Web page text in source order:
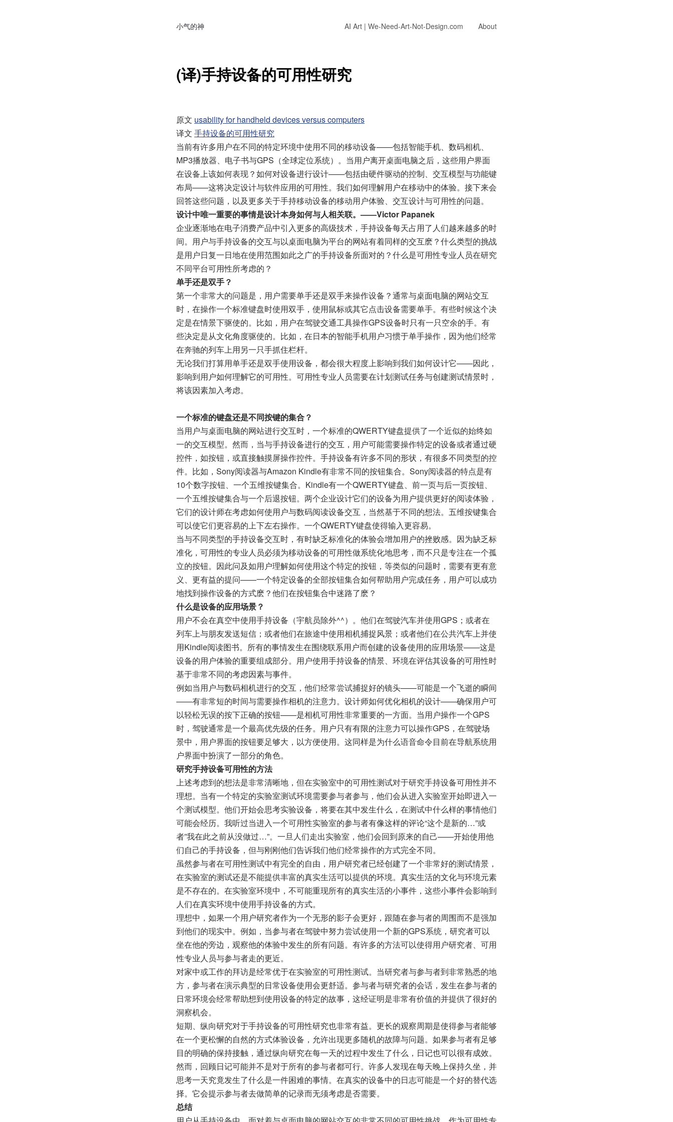
小气的神 AI Art | We-Need-Art-Not-Design.com About
(译)手持设备的可用性研究
原文 usability for handheld devices versus computers
译文 手持设备的可用性研究
当前有许多用户在不同的特定环境中使用不同的移动设备——包括智能手机、数码相机、
MP3播放器、电子书与GPS（全球定位系统）。当用户离开桌面电脑之后，这些用户界面
在设备上该如何表现？如何对设备进行设计——包括由硬件驱动的控制、交互模型与功能键
布局——这将决定设计与软件应用的可用性。我们如何理解用户在移动中的体验。接下来会
回答这些问题，以及更多关于手持移动设备的移动用户体验、交互设计与可用性的问题。
设计中唯一重要的事情是设计本身如何与人相关联。——Victor Papanek
企业逐渐地在电子消费产品中引入更多的高级技术，手持设备每天占用了人们越来越多的时
间。用户与手持设备的交互与以桌面电脑为平台的网站有着同样的交互麽？什么类型的挑战
是用户日复一日地在使用范围如此之广的手持设备所面对的？什么是可用性专业人员在研究
不同平台可用性所考虑的？
单手还是双手？
第一个非常大的问题是，用户需要单手还是双手来操作设备？通常与桌面电脑的网站交互
时，在操作一个标准键盘时使用双手，使用鼠标或其它点击设备需要单手。有些时候这个决
定是在情景下驱使的。比如，用户在驾驶交通工具操作GPS设备时只有一只空余的手。有
些决定是从文化角度驱使的。比如，在日本的智能手机用户习惯于单手操作，因为他们经常
在奔驰的列车上用另一只手抓住栏杆。
无论我们打算用单手还是双手使用设备，都会很大程度上影响到我们如何设计它——因此，
影响到用户如何理解它的可用性。可用性专业人员需要在计划测试任务与创建测试情景时，
将该因素加入考虑。
一个标准的键盘还是不同按键的集合？
当用户与桌面电脑的网站进行交互时，一个标准的QWERTY键盘提供了一个近似的始终如
一的交互模型。然而，当与手持设备进行的交互，用户可能需要操作特定的设备或者通过硬
控件，如按钮，或直接触摸屏操作控件。手持设备有许多不同的形状，有很多不同类型的控
件。比如，Sony阅读器与Amazon Kindle有非常不同的按钮集合。Sony阅读器的特点是有
10个数字按钮、一个五维按键集合。Kindle有一个QWERTY键盘、前一页与后一页按钮、
一个五维按键集合与一个后退按钮。两个企业设计它们的设备为用户提供更好的阅读体验，
它们的设计师在考虑如何使用户与数码阅读设备交互，当然基于不同的想法。五维按键集合
可以使它们更容易的上下左右操作。一个QWERTY键盘使得输入更容易。
当与不同类型的手持设备交互时，有时缺乏标准化的体验会增加用户的挫败感。因为缺乏标
准化，可用性的专业人员必须为移动设备的可用性做系统化地思考，而不只是专注在一个孤
立的按钮。因此问及如用户理解如何使用这个特定的按钮，等类似的问题时，需要有更有意
义、更有益的提问——一个特定设备的全部按钮集合如何帮助用户完成任务，用户可以成功
地找到操作设备的方式麽？他们在按钮集合中迷路了麽？
什么是设备的应用场景？
用户不会在真空中使用手持设备（宇航员除外^^）。他们在驾驶汽车并使用GPS；或者在
列车上与朋友发送短信；或者他们在旅途中使用相机捕捉风景；或者他们在公共汽车上并使
用Kindle阅读图书。所有的事情发生在围绕联系用户而创建的设备使用的应用场景——这是
设备的用户体验的重要组成部分。用户使用手持设备的情景、环境在评估其设备的可用性时
基于非常不同的考虑因素与事件。
例如当用户与数码相机进行的交互，他们经常尝试捕捉好的镜头——可能是一个飞逝的瞬间
——有非常短的时间与需要操作相机的注意力。设计师如何优化相机的设计——确保用户可
以轻松无误的按下正确的按钮——是相机可用性非常重要的一方面。当用户操作一个GPS
时，驾驶通常是一个最高优先级的任务。用户只有有限的注意力可以操作GPS，在驾驶场
景中，用户界面的按钮要足够大，以方便使用。这同样是为什么语音命令目前在导航系统用
户界面中扮演了一部分的角色。
研究手持设备可用性的方法
上述考虑到的想法是非常清晰地，但在实验室中的可用性测试对于研究手持设备可用性并不
理想。当有一个特定的实验室测试环境需要参与者参与，他们会从进入实验室开始即进入一
个测试模型。他们开始会思考实验设备，将要在其中发生什么，在测试中什么样的事情他们
可能会经历。我听过当进入一个可用性实验室的参与者有像这样的评论“这个是新的…”或
者”我在此之前从没做过…”。一旦人们走出实验室，他们会回到原来的自己——开始使用他
们自己的手持设备，但与刚刚他们告诉我们他们经常操作的方式完全不同。
虽然参与者在可用性测试中有完全的自由，用户研究者已经创建了一个非常好的测试情景，
在实验室的测试还是不能提供丰富的真实生活可以提供的环境。真实生活的文化与环境元素
是不存在的。在实验室环境中，不可能重现所有的真实生活的小事件，这些小事件会影响到
人们在真实环境中使用手持设备的方式。
理想中，如果一个用户研究者作为一个无形的影子会更好，跟随在参与者的周围而不是强加
到他们的现实中。例如，当参与者在驾驶中努力尝试使用一个新的GPS系统，研究者可以
坐在他的旁边，观察他的体验中发生的所有问题。有许多的方法可以使得用户研究者、可用
性专业人员与参与者走的更近。
对家中或工作的拜访是经常优于在实验室的可用性测试。当研究者与参与者到非常熟悉的地
方，参与者在演示典型的日常设备使用会更舒适。参与者与研究者的会话，发生在参与者的
日常环境会经常帮助想到使用设备的特定的故事，这经证明是非常有价值的并提供了很好的
洞察机会。
短期、纵向研究对于手持设备的可用性研究也非常有益。更长的观察周期是使得参与者能够
在一个更松懈的自然的方式体验设备，允许出现更多随机的故障与问题。如果参与者有足够
目的明确的保持接触，通过纵向研究在每一天的过程中发生了什么，日记也可以很有成效。
然而，回顾日记可能并不是对于所有的参与者都可行。许多人发现在每天晚上保持久坐，并
思考一天究竟发生了什么是一件困难的事情。在真实的设备中的日志可能是一个好的替代选
择。它会提示参与者去做简单的记录而无须考虑是否需要。
总结